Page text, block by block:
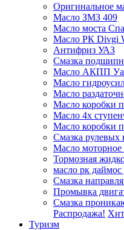
Оригинальное
Масло ЗМЗ 409
Масло моста
Масло РК Divgi
Антифриз УАЗ
Смазка
Масло АКПП
Масло
Масло
Масло коробки
Масло 4х
Масло коробки
Смазка рулевых
Масло моторное
Тормозная
масло рк даймос
Смазка
Промывка
Смазка
Распродажа!
Туризм